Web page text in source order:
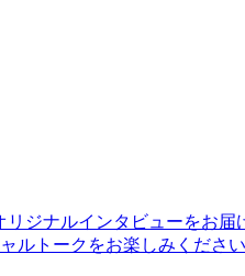
ジナルインタビューをお
ルトークをお楽しみください